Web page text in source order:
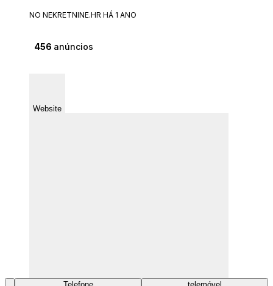
NO NEKRETNINE.HR HÁ 1 ANO
456 anúncios
Website